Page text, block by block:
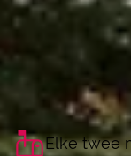
Elke twee